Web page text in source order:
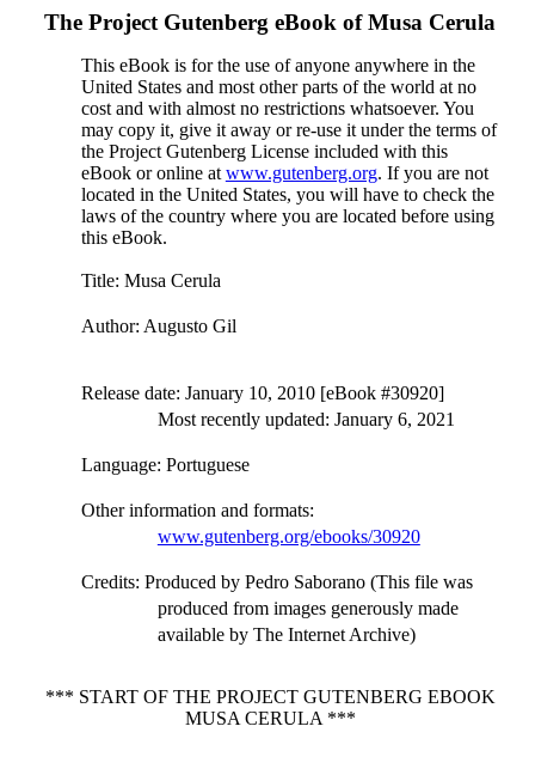
The Project Gutenberg eBook ofMusa Cerula
This eBook is for the use of anyone anywhere in the
United States and most other parts of the world at no
cost and with almost no restrictions whatsoever. You
may copy it, give it away or re-use it under the terms of
the Project Gutenberg License included with this
eBook or online at www.gutenberg.org. If you are not
located in the United States, you will have to check the
laws of the country where you are located before using
this eBook.
Title: Musa Cerula
Author: Augusto Gil
Release date: January 10, 2010 [eBook #30920]
Most recently updated: January 6, 2021
Language: Portuguese
Other information and formats:
www.gutenberg.org/ebooks/30920
Credits: Produced by Pedro Saborano (This file was
produced from images generously made
available by The Internet Archive)
*** START OF THE PROJECT GUTENBERG EBOOK
MUSA CERULA ***